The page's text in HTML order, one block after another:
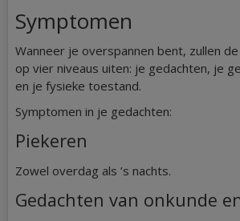
Symptomen
Wanneer je overspannen bent, zullen
op vier niveaus uiten: je gedachten, je
en je fysieke toestand.
Symptomen in je gedachten:
Piekeren
Zowel overdag als ’s nachts.
Gedachten van onkunde